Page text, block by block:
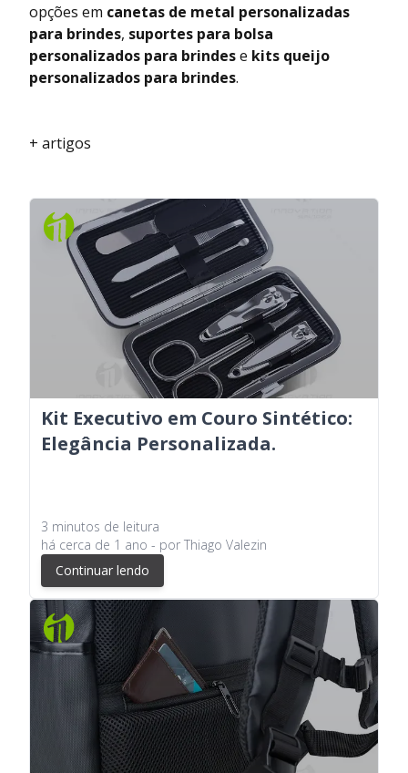
opções em canetas de metal personalizadas
para brindes, suportes para bolsa
personalizados para brindese kits queijo
personalizados para brindes.
+ artigos
Kit Executivo em Couro Sintético:
Elegância Personalizada.
3 minutos de leitura
há cerca de 1 ano - por Thiago Valezin
Continuar lendo